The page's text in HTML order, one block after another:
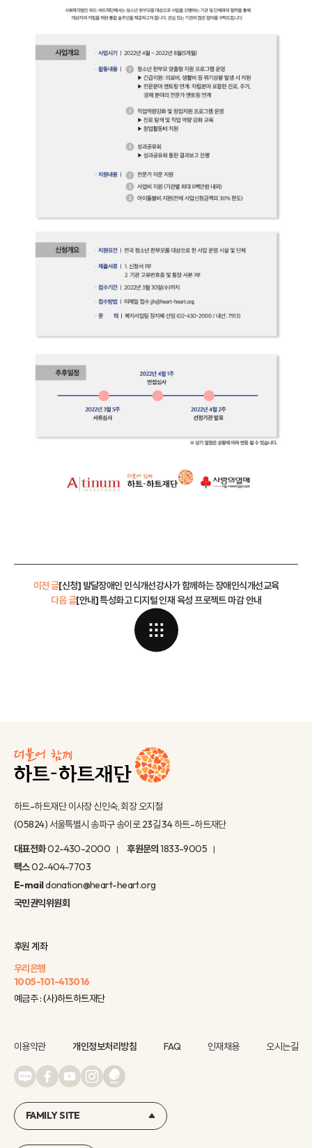
이전 글[신청] 발달장애인 인식개선강사가 함께하는 장애인식개선교육
[안내] 특성화고 디지털 인재 육성 프로젝트 마감 안내
다음 글
하트-하트재단 이사장 신인숙, 회장 오지철
(05824) 서울특별시 송파구 송이로 23길 34 하트-하트재단
대표전화02-430-2000 후원문의1833-9005
팩스02-404-7703
E-maildonation@heart-heart.org
국민권익위원회
후원 계좌
우리은행
1005-101-413016
예금주 : (사)하트하트재단
이용약관 개인정보처리방침 FAQ 인재채용 오시는길
FAMILY SITE